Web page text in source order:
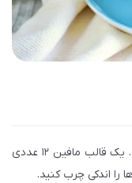
فرا را با دمای ۲۳۰ درجه سانتی‌گراد گرم کنید. یک قالب مافین ۱۲ عددی
را اندکی چرب کنید.